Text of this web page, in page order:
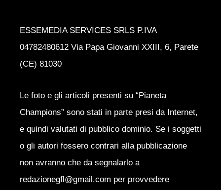
ESSEMEDIA SERVICES SRLS P.IVA
04782480612 Via Papa Giovanni XXIII, 6, Parete
(CE) 81030
Le foto e gli articoli presenti su “Pianeta
Champions” sono stati in parte presi da Internet,
e quindi valutati di pubblico dominio. Se i soggetti
o gli autori fossero contrari alla pubblicazione
non avranno che da segnalarlo a
redazionegfl@gmail.com per provvedere